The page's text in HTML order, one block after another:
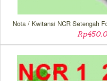
Nota / Kwitansi NCR Setengah